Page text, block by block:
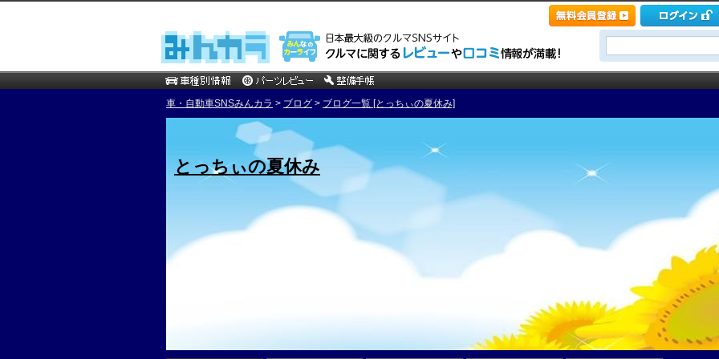
車・自動車SNSみんカラ > ブログ > ブログ一覧 [とっちぃの夏休み]
とっちぃの夏休み